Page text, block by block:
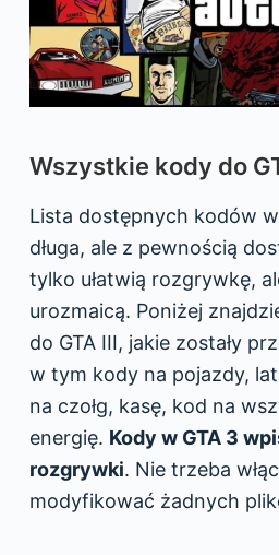
Wszystkie kody do
Lista dostępnych kodów w
długa, ale z pewnością
tylko ułatwią rozgrywkę,
urozmaicą. Poniżej
do GTA III, jakie zostały
w tym kody na pojazdy,
na czołg, kasę, kod na
energię. Kody w GTA 3
rozgrywki. Nie trzeba
modyfikować żadnych